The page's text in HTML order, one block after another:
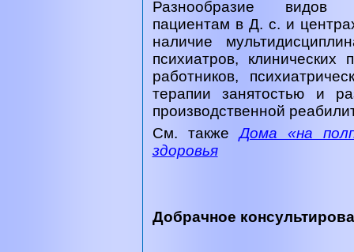
Разнообразие видов
пациентам в Д. с. и
наличие
психиатров, клинических
работников,
терапии занятостью и
производственной
См. такжеДома «на
здоровья
Добрачное